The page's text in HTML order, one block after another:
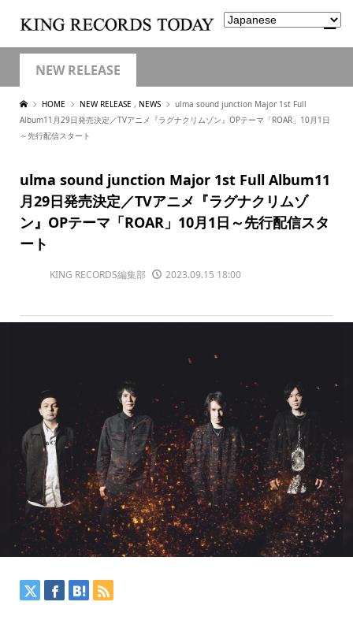
NEW RELEASE
HOME NEW RELEASE , NEWS
ulma sound junction Major 1st Full
Album11月29日発売決定／TVアニメ『ラグナクリムゾン』OPテーマ「ROAR」10月1日
～先行配信スタート
ulma sound junction Major 1st Full Album11
月29日発売決定／TVアニメ『ラグナクリムゾ
ン』OPテーマ「ROAR」10月1日～先行配信スタ
ート
KING RECORDS編集部 2023.09.15 18:00